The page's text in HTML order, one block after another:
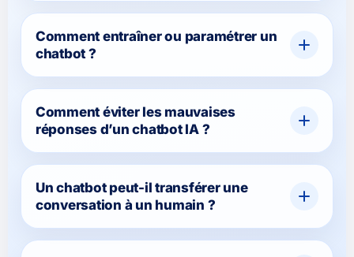
Comment entraîner ou paramétrer un
chatbot ?
Comment éviter les mauvaises
réponses d’un chatbot IA ?
Un chatbot peut-il transférer une
conversation à un humain ?